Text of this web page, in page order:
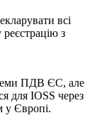
всі
з
ПДВ ЄС, але
для IOSS через
у Європі.